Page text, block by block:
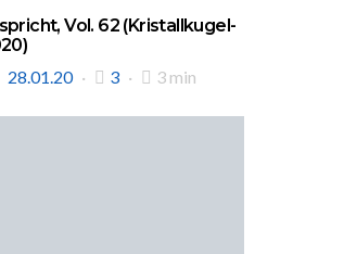
Vol. 62 (Kristallkugel-
28.01.20 3 3 min